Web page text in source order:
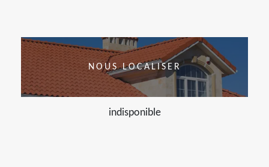
NOUS LOCALISER
indisponible